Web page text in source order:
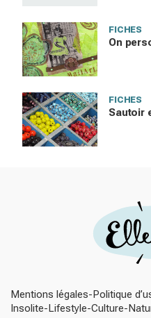
FICHES
On
FICHES
Sautoir
Mentions légales Politique
Insolite Lifestyle Culture